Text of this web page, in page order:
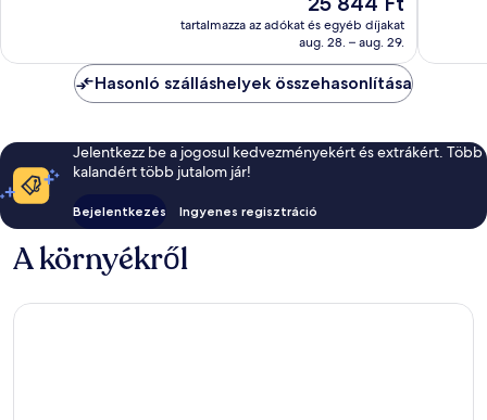
ár
25 844 Ft
tartalmazza az adókat és egyéb díjakat
aug. 28. – aug. 29.
Hasonló szálláshelyek összehasonlítása
Jelentkezz be a jogosul kedvezményekért és extrákért. Több
kalandért több jutalom jár!
Bejelentkezés Ingyenes regisztráció
A környékről